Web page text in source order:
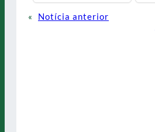
«
Notícia anterior